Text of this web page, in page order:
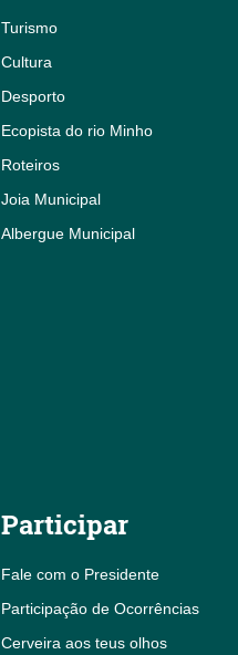
Turismo
Cultura
Desporto
Ecopista do rio Minho
Roteiros
Joia Municipal
Albergue Municipal
Participar
Fale com o Presidente
Participação de Ocorrências
Cerveira aos teus olhos